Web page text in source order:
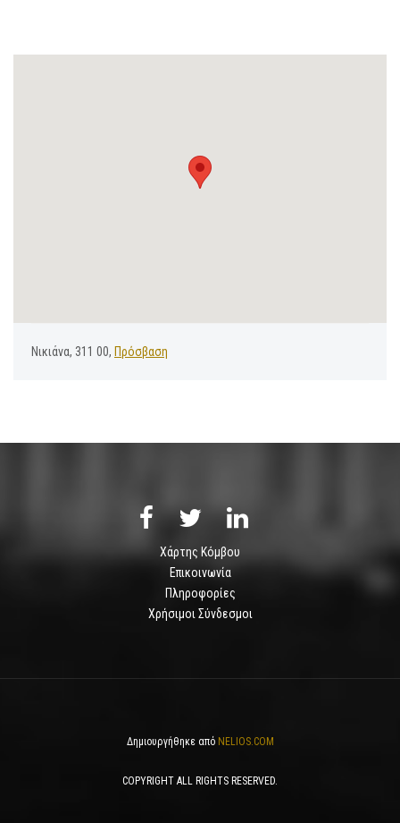
Νικιάνα, 311 00, Πρόσβαση
Χάρτης Κόμβου
Επικοινωνία
Πληροφορίες
Χρήσιμοι Σύνδεσμοι
Δημιουργήθηκε από NELIOS.COM
COPYRIGHT ALL RIGHTS RESERVED.